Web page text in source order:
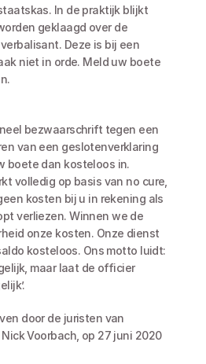
In de praktijk blijkt
geklaagd over de
Deze is bij een
niet in orde. Meld uw boete
van een geslotenverklaring
boete dan kosteloos in.
volledig op basis van no cure,
kosten bij u in rekening als
verliezen. Winnen we de
onze kosten. Onze dienst
kosteloos. Ons motto luidt:
maar laat de officier
door de juristen van
Voorbach, op 27 juni 2020